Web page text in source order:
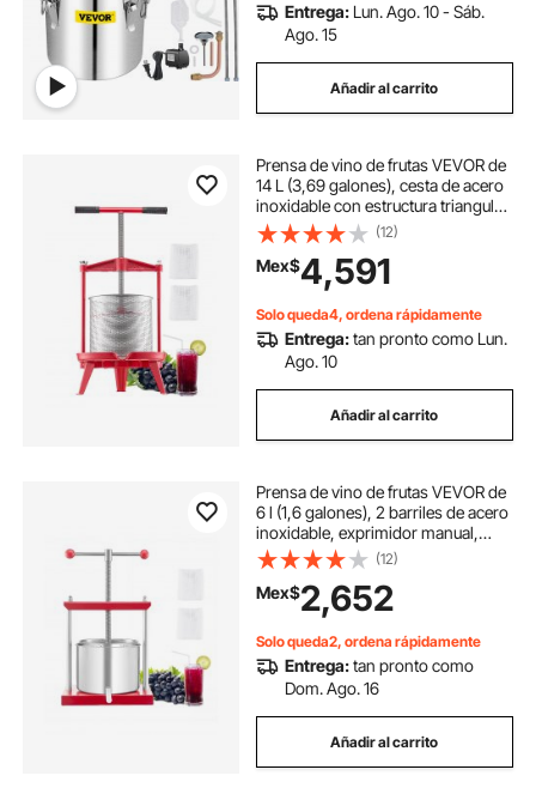
Entrega: Lun. Ago. 10 - Sáb.
Ago. 15
Añadir al carrito
Prensa de vino de frutas VEVOR de
14 L (3,69 galones), cesta de acero
inoxidable con estructura triangular
y travesaño, exprimidor manual,
prensa para tintura de sidra,
manzana y uva con mango en T
para cocina y hogar.
(12)
Mex$4,591
Solo queda4, ordena rápidamente
Entrega:tan pronto como Lun.
Ago. 10
Añadir al carrito
Prensa de vino de frutas VEVOR de
6 l (1,6 galones), 2 barriles de acero
inoxidable, exprimidor manual,
prensa para sidra, tintura de
manzana y uva, miel, aceite de
oliva, con mango en T para cocina
al aire libre y hogar.
(12)
Mex$2,652
Solo queda2, ordena rápidamente
Entrega:tan pronto como
Dom. Ago. 16
Añadir al carrito